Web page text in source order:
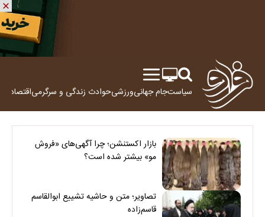
سیاستجام جهانیورزشیحوادث زندگی و سرگرمیاقتصاد
بازار اکستنشن؛ چرا آگهی‌های «فروش
مو» بیشتر شده است؟
تصاویر؛ متن و حاشیه تشییع ابوالقاسم
قاسم‌زاده